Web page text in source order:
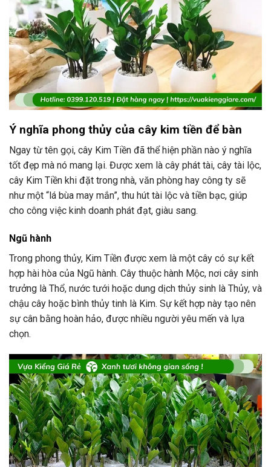
Ý nghĩa phong thủy của cây kim tiền để bàn
Ngay từ tên gọi, cây Kim Tiền đã thể hiện phần nào ý nghĩa
tốt đẹp mà nó mang lại. Được xem là cây phát tài, cây tài lộc,
cây Kim Tiền khi đặt trong nhà, văn phòng hay công ty sẽ
như một “lá bùa may mắn”, thu hút tài lộc và tiền bạc, giúp
cho công việc kinh doanh phát đạt, giàu sang.
Ngũ hành
Trong phong thủy, Kim Tiền được xem là một cây có sự kết
hợp hài hòa của Ngũ hành. Cây thuộc hành Mộc, nơi cây sinh
trưởng là Thổ, nước tưới hoặc dung dịch thủy sinh là Thủy, và
chậu cây hoặc bình thủy tinh là Kim. Sự kết hợp này tạo nên
sự cân bằng hoàn hảo, được nhiều người yêu mến và lựa
chọn.